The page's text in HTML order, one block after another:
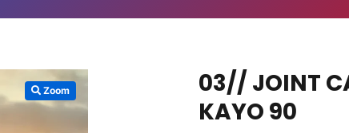
Zoom
03// JOINT
KAYO 90